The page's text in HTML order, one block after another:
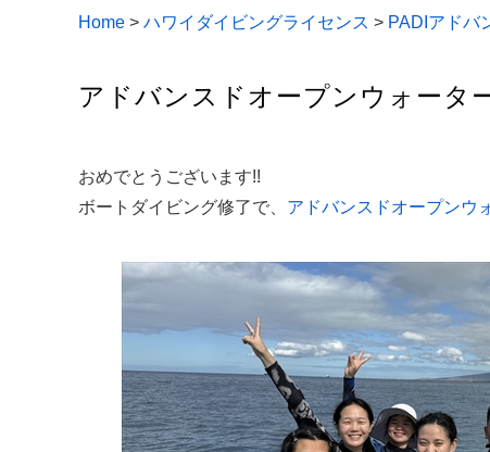
Home > ハワイダイビングライセンス > PADIアドバ
アドバンスドオープンウォータ
おめでとうございます!!
ボートダイビング修了で、 アドバンスドオープンウ